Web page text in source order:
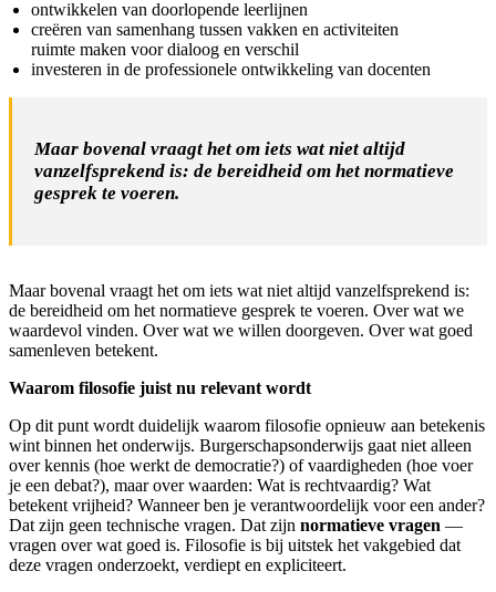
ontwikkelen van doorlopende leerlijnen
creëren van samenhang tussen vakken en activiteiten
ruimte maken voor dialoog en verschil
investeren in de professionele ontwikkeling van docenten
Maar bovenal vraagt het om iets wat niet altijd
vanzelfsprekend is: de bereidheid om het normatieve
gesprek te voeren.
Maar bovenal vraagt het om iets wat niet altijd vanzelfsprekend is:
de bereidheid om het normatieve gesprek te voeren. Over wat we
waardevol vinden. Over wat we willen doorgeven. Over wat goed
samenleven betekent.
Waarom filosofie juist nu relevant wordt
Op dit punt wordt duidelijk waarom filosofie opnieuw aan betekenis
wint binnen het onderwijs. Burgerschapsonderwijs gaat niet alleen
over kennis (hoe werkt de democratie?) of vaardigheden (hoe voer
je een debat?), maar over waarden: Wat is rechtvaardig? Wat
betekent vrijheid? Wanneer ben je verantwoordelijk voor een ander?
Dat zijn geen technische vragen. Dat zijn normatieve vragen —
vragen over wat goed is. Filosofie is bij uitstek het vakgebied dat
deze vragen onderzoekt, verdiept en expliciteert.